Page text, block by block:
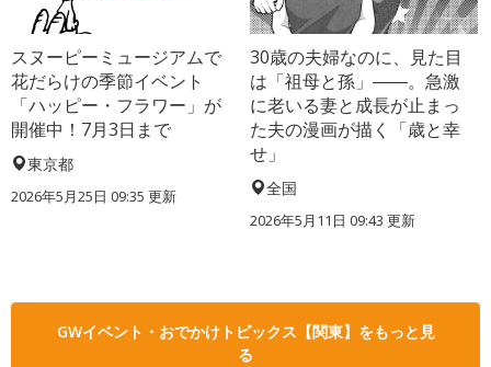
スヌーピーミュージアムで
花だらけの季節イベント
「ハッピー・フラワー」が
開催中！7月3日まで
東京都
2026年5月25日 09:35 更新
30歳の夫婦なのに、見た目
は「祖母と孫」――。急激
に老いる妻と成長が止まっ
た夫の漫画が描く「歳と幸
せ」
全国
2026年5月11日 09:43 更新
GWイベント・おでかけトピックス【関東】をもっと見
る